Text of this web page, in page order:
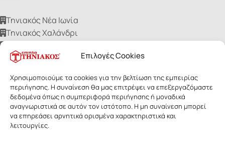
Επιλογές Cookies
Χρησιμοποιούμε τα cookies για την βελτίωση της εμπειρίας
περιήγησης. Η συναίνεση θα μας επιτρέψει να επεξεργαζόμαστε
δεδομένα όπως η συμπεριφορά περιήγησης ή μοναδικά
αναγνωριστικά σε αυτόν τον ιστότοπο. Η μη συναίνεση μπορεί
να επηρεάσει αρνητικά ορισμένα χαρακτηριστικά και
λειτουργίες.
Τηνιακός Νέα Ιωνία
Τηνιακός Χαλάνδρι
Τηνιακός Νίκαια
ΕΠΙΠΛΑ ΤΗΝΙΑΚΟΣ